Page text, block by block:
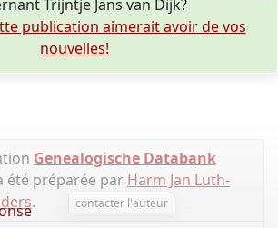
Trijntje Jans van Dijk?
publication aimerait avoir de vos
nouvelles!
Genealogische Databank
été préparée par Harm Jan Luth-
. contacter l'auteur